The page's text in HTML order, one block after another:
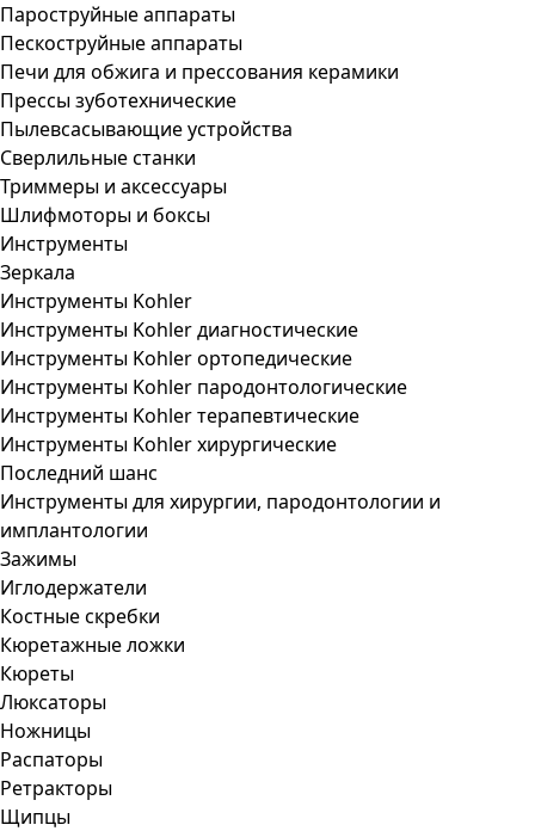
Пароструйные аппараты
Пескоструйные аппараты
Печи для обжига и прессования керамики
Прессы зуботехнические
Пылевсасывающие устройства
Сверлильные станки
Триммеры и аксессуары
Шлифмоторы и боксы
Инструменты
Зеркала
Инструменты Kohler
Инструменты Kohler диагностические
Инструменты Kohler ортопедические
Инструменты Kohler пародонтологические
Инструменты Kohler терапевтические
Инструменты Kohler хирургические
Последний шанс
Инструменты для хирургии, пародонтологии и
имплантологии
Зажимы
Иглодержатели
Костные скребки
Кюретажные ложки
Кюреты
Люксаторы
Ножницы
Распаторы
Ретракторы
Щипцы